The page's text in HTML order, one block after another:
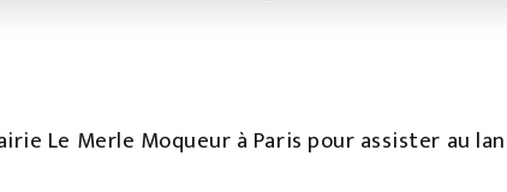
Le Merle Moqueur à Paris pour assister au